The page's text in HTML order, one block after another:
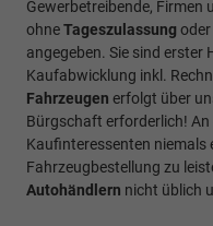
Gewerbetreibende, Firmen
ohneTageszulassung
angegeben. Sie sind erster
Kaufabwicklung inkl.
Fahrzeugen erfolgt über
Bürgschaft erforderlich! An
Kaufinteressenten niemals
Fahrzeugbestellung zu
Autohändlern nicht üblich